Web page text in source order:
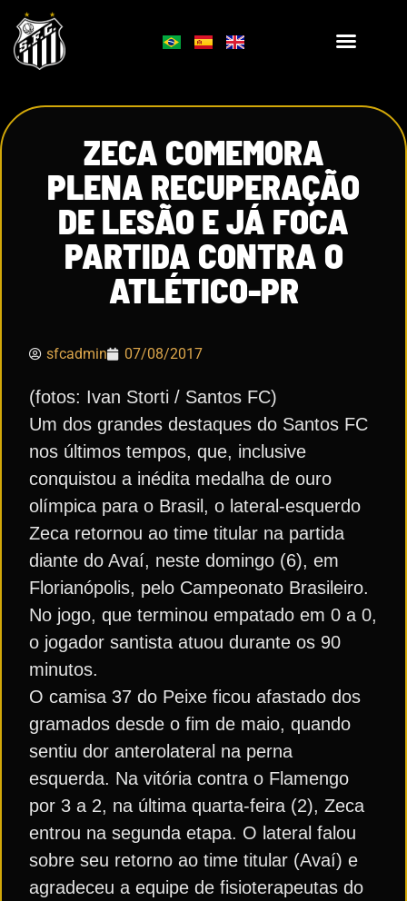
ZECA COMEMORA
PLENA RECUPERAÇÃO
DE LESÃO E JÁ FOCA
PARTIDA CONTRA O
ATLÉTICO-PR
sfcadmin 07/08/2017
(fotos: Ivan Storti / Santos FC)
Um dos grandes destaques do Santos FC
nos últimos tempos, que, inclusive
conquistou a inédita medalha de ouro
olímpica para o Brasil, o lateral-esquerdo
Zeca retornou ao time titular na partida
diante do Avaí, neste domingo (6), em
Florianópolis, pelo Campeonato Brasileiro.
No jogo, que terminou empatado em 0 a 0,
o jogador santista atuou durante os 90
minutos.
O camisa 37 do Peixe ficou afastado dos
gramados desde o fim de maio, quando
sentiu dor anterolateral na perna
esquerda. Na vitória contra o Flamengo
por 3 a 2, na última quarta-feira (2), Zeca
entrou na segunda etapa. O lateral falou
sobre seu retorno ao time titular (Avaí) e
agradeceu a equipe de fisioterapeutas do